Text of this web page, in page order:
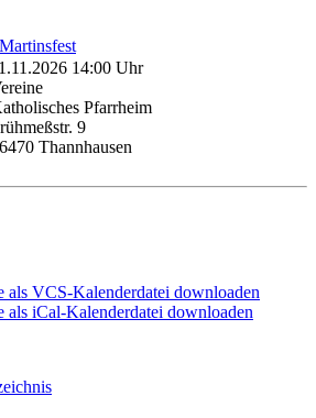
14:00 Uhr
Pfarrheim
9
Thannhausen
als VCS-Kalenderdatei downloaden
als iCal-Kalenderdatei downloaden